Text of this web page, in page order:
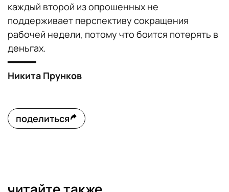
каждый второй из опрошенных не
поддерживает перспективу сокращения
рабочей недели, потому что боится потерять в
деньгах.
━━━━━
Никита Прунков
поделиться